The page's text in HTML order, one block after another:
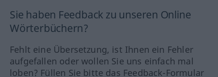
Sie haben Feedback zu unseren Online
Wörterbüchern?
Fehlt eine Übersetzung, ist Ihnen ein Fehler
aufgefallen oder wollen Sie uns einfach mal
loben? Füllen Sie bitte das Feedback-Formular